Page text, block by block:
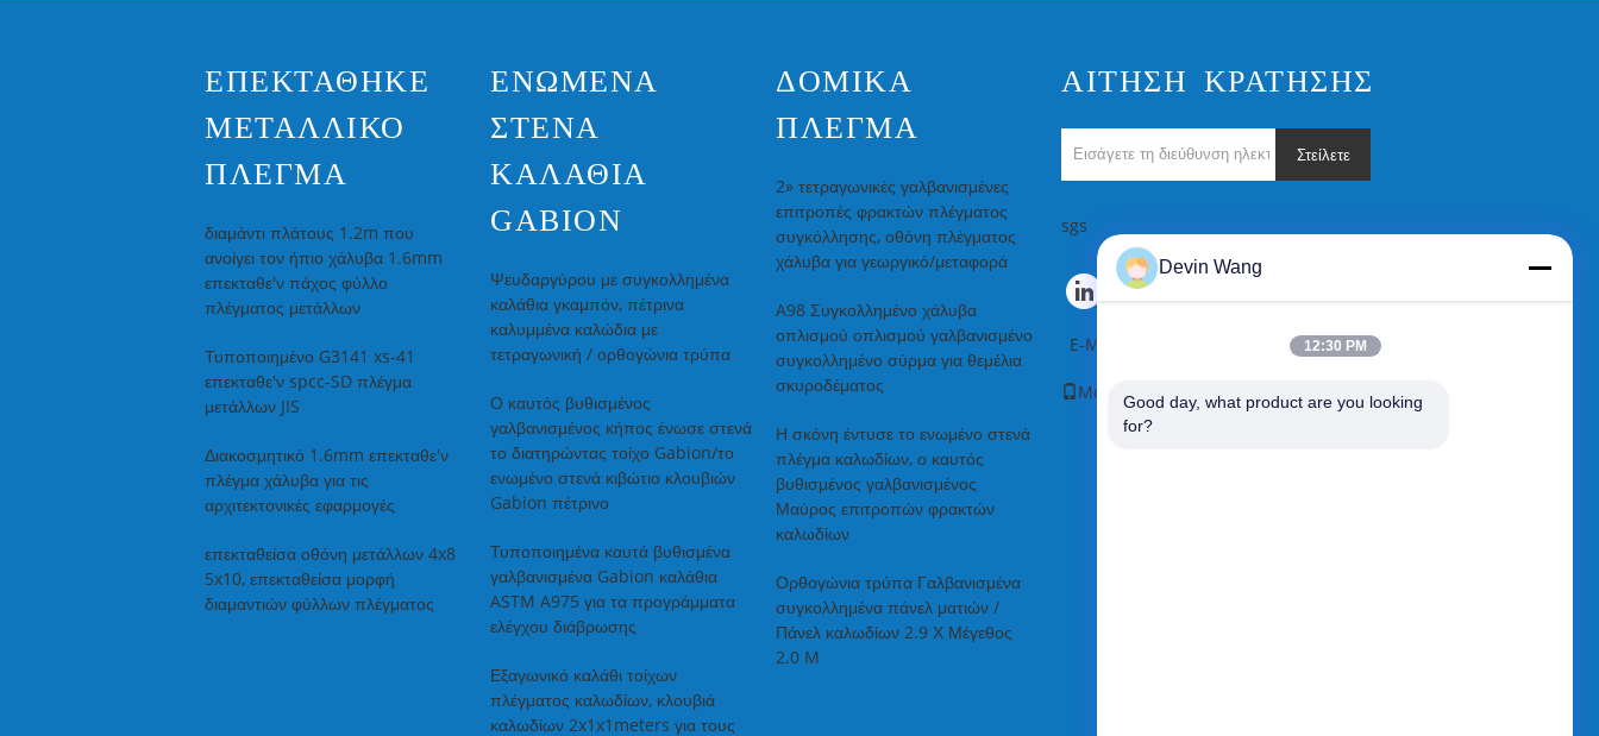
ΕΠΕΚΤΆΘΗΚΕ
ΜΕΤΑΛΛΙΚΌ
ΠΛΈΓΜΑ
διαμάντι πλάτους 1.2m που
ανοίγει τον ήπιο χάλυβα 1.6mm
επεκταθε'ν πάχος φύλλο
πλέγματος μετάλλων
Τυποποιημένο G3141 xs-41
επεκταθε'ν spcc-SD πλέγμα
μετάλλων JIS
Διακοσμητικό 1.6mm επεκταθε'ν
πλέγμα χάλυβα για τις
αρχιτεκτονικές εφαρμογές
επεκταθείσα οθόνη μετάλλων 4x8
5x10, επεκταθείσα μορφή
διαμαντιών φύλλων πλέγματος
ΕΝΩΜΈΝΑ
ΣΤΕΝΆ
ΚΑΛΆΘΙΑ
GABION
Ψευδαργύρου με συγκολλημένα
καλάθια γκαμπόν, πέτρινα
καλυμμένα καλώδια με
τετραγωνική / ορθογώνια τρύπα
Ο καυτός βυθισμένος
γαλβανισμένος κήπος ένωσε στενά
το διατηρώντας τοίχο Gabion/το
ενωμένο στενά κιβώτιο κλουβιών
Gabion πέτρινο
Τυποποιημένα καυτά βυθισμένα
γαλβανισμένα Gabion καλάθια
ASTM A975 για τα προγράμματα
ελέγχου διάβρωσης
Εξαγωνικό καλάθι τοίχων
πλέγματος καλωδίων, κλουβιά
καλωδίων 2x1x1meters για τους
ΔΟΜΙΚΆ
ΠΛΈΓΜΑ
2» τετραγωνικές γαλβανισμένες
επιτροπές φρακτών πλέγματος
συγκόλλησης, οθόνη πλέγματος
χάλυβα για γεωργικό/μεταφορά
A98 Συγκολλημένο χάλυβα
οπλισμού οπλισμού γαλβανισμένο
συγκολλημένο σύρμα για θεμέλια
σκυροδέματος
Η σκόνη έντυσε το ενωμένο στενά
πλέγμα καλωδίων, ο καυτός
βυθισμένος γαλβανισμένος
Μαύρος επιτροπών φρακτών
καλωδίων
Ορθογώνια τρύπα Γαλβανισμένα
συγκολλημένα πάνελ ματιών /
Πάνελ καλωδίων 2.9 Χ Μέγεθος
2.0 M
ΑΊΤΗΣΗ ΚΡΆΤΗΣΗΣ
Στείλετε
sgs
E-Mail
Mobile Site
Devin Wang
12:30 PM
Good day, what product are you looking
for?